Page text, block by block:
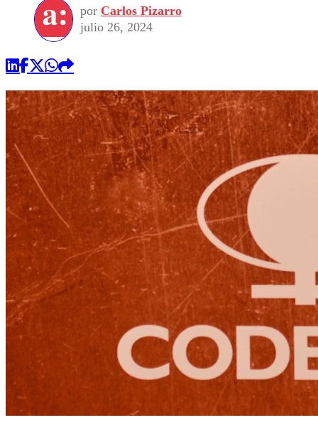
por Carlos Pizarro
julio 26, 2024